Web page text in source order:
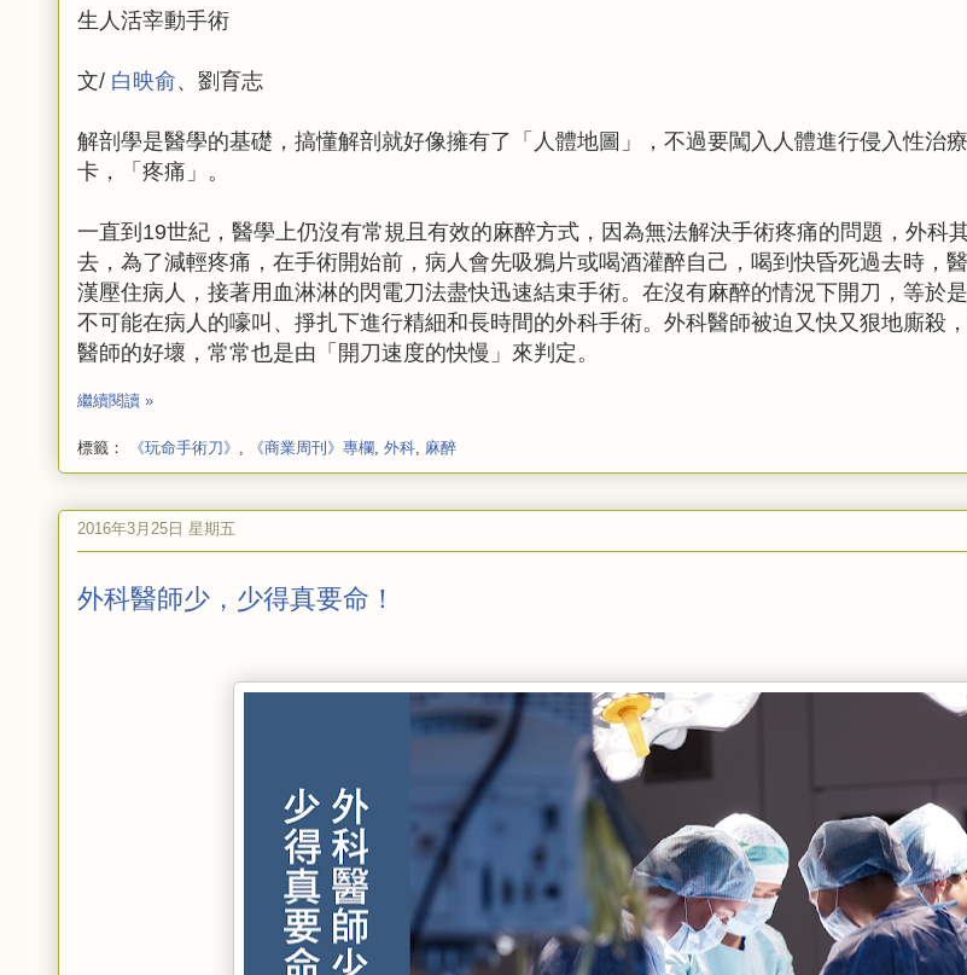
生人活宰動手術
文/ 白映俞、劉育志
解剖學是醫學的基礎，搞懂解剖就好像擁有了「人體地圖」，不過要闖入人體進行侵入性治
卡，「疼痛」。
一直到19世紀，醫學上仍沒有常規且有效的麻醉方式，因為無法解決手術疼痛的問題，外科
去，為了減輕疼痛，在手術開始前，病人會先吸鴉片或喝酒灌醉自己，喝到快昏死過去時，
漢壓住病人，接著用血淋淋的閃電刀法盡快迅速結束手術。在沒有麻醉的情況下開刀，等於
不可能在病人的嚎叫、掙扎下進行精細和長時間的外科手術。外科醫師被迫又快又狠地廝殺
醫師的好壞，常常也是由「開刀速度的快慢」來判定。
繼續閱讀 »
標籤： 《玩命手術刀》 《商業周刊》專欄 外科 麻醉
2016年3月25日 星期五
外科醫師少，少得真要命！